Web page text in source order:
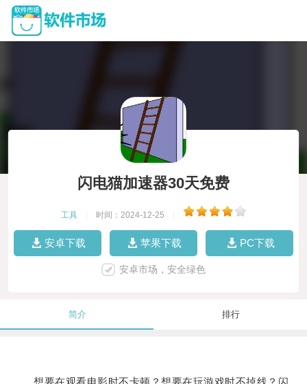
闪电猫加速器30天免费
工具 时间：2024-12-25
安卓下载 苹果下载 PC下载
安卓市场，安全绿色
简介 排行